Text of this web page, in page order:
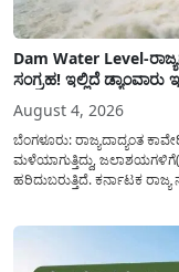
Dam Water Level-
ಸಂಗ್ರಹ! ಇಲ್ಲಿದೆ
August 4, 2026
ಬೆಂಗಳೂರು: ರಾಜ್ಯದಾದ್ಯಂತ
ಮಳೆಯಾಗುತ್ತಿದ್ದು,
ಹರಿದುಬರುತ್ತಿದೆ. ಕರ್ನಾಟಕ